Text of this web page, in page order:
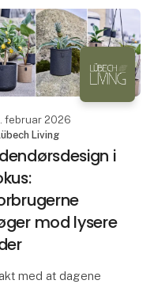
løg
Jada har allerede
sig som en af
februar 2026
Living
i
mod lysere
med at dagene